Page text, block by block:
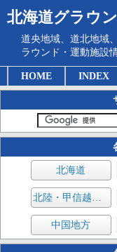
北海道グラウ
道央地域、道北地域
ラウンド・運動施設情
HOME INDEX
北海道
北陸・甲信越地方
中国地方